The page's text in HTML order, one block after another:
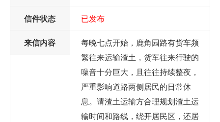
信件状态 已发布
来信内容
每晚七点开始，鹿角园路有货车频
繁往来运输渣土，货车往来行驶的
噪音十分巨大，且往往持续整夜，
严重影响道路两侧居民的日常休
息。请渣土运输方合理规划渣土运
输时间和路线，绕开居民区，还居